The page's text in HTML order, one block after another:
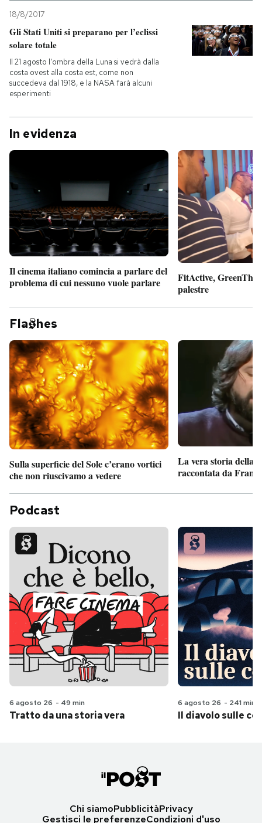
18/8/2017
Gli Stati Uniti si preparano per l’eclissi
solare totale
Il 21 agosto l'ombra della Luna si vedrà dalla
costa ovest alla costa est, come non
succedeva dal 1918, e la NASA farà alcuni
esperimenti
In evidenza
Il cinema italiano comincia a parlare del
problema di cui nessuno vuole parlare
FitActive,
palestre
Fla hes
Sulla superficie del Sole c’erano vortici
che non riuscivamo a vedere
La vera storia della
raccontata da
Podcast
6 agosto 26 - 49 min
Tratto da una storia vera
6 agosto 26 - 241 min
Il diavolo sulle
Chi siamoPubblicitàPrivacy
Gestisci le preferenzeCondizioni d'uso